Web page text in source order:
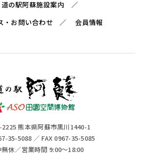
道の駅阿蘇施設案内
・お問い合わせ
会員情報
2225 熊本県阿蘇市黒川1440-1
35-5088 ／ FAX 0967-35-5085
無休／営業時間 9:00～18:00